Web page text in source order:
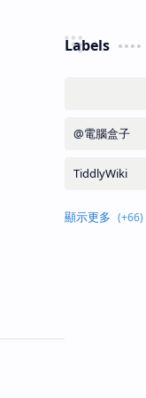
Labels